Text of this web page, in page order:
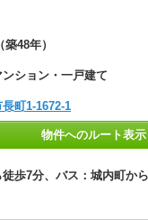
48年）
ション・一戸建て
町1-1672-1
物件へのルート表示
歩7分、バス：城内町か